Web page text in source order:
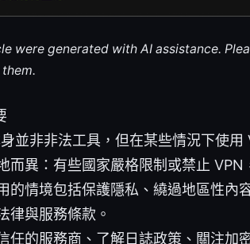
were generated with AI assistance.
並非非法工具，但在某些情況下使用
而異：有些國家嚴格限制或禁止 VPN
的情境包括保護隱私、繞過地區性內
律與服務條款。
任的服務商、了解日誌政策、關注加